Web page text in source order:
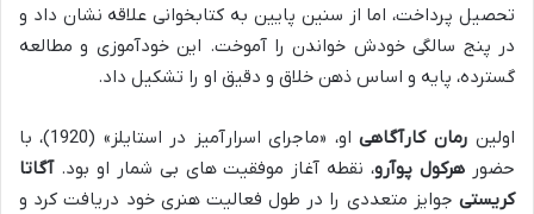
تحصیل پرداخت، اما از سنین پایین به کتابخوانی علاقه نشان داد و
در پنج سالگی خودش خواندن را آموخت. این خودآموزی و مطالعه
گسترده، پایه و اساس ذهن خلاق و دقیق او را تشکیل داد.
اولین رمان کارآگاهی
او، «ماجرای اسرارآمیز در استایلز» (1920)، با
حضور هرکول پوآرو، نقطه آغاز موفقیت های بی شمار او بود.آگاتا
کریستی جوایز متعددی را در طول فعالیت هنری خود دریافت کرد و